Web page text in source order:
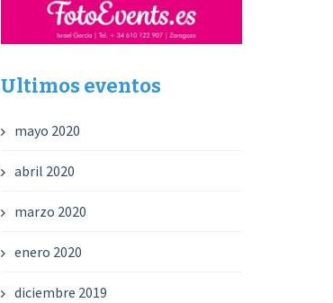
Ultimos eventos
mayo 2020
abril 2020
marzo 2020
enero 2020
diciembre 2019